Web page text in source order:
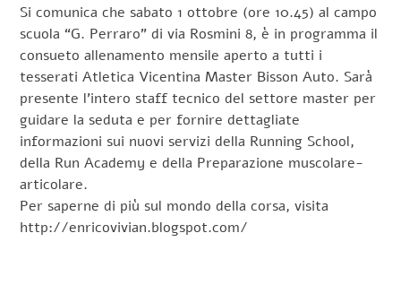
Si comunica che sabato 1 ottobre (ore 10.45) al campo
scuola “G. Perraro” di via Rosmini 8, è in programma il
consueto allenamento mensile aperto a tutti i
tesserati Atletica Vicentina Master Bisson Auto. Sarà
presente l’intero staff tecnico del settore master per
guidare la seduta e per fornire dettagliate
informazioni sui nuovi servizi della Running School,
della Run Academy e della Preparazione muscolare-
articolare.
Per saperne di più sul mondo della corsa, visita
http://enricovivian.blogspot.com/